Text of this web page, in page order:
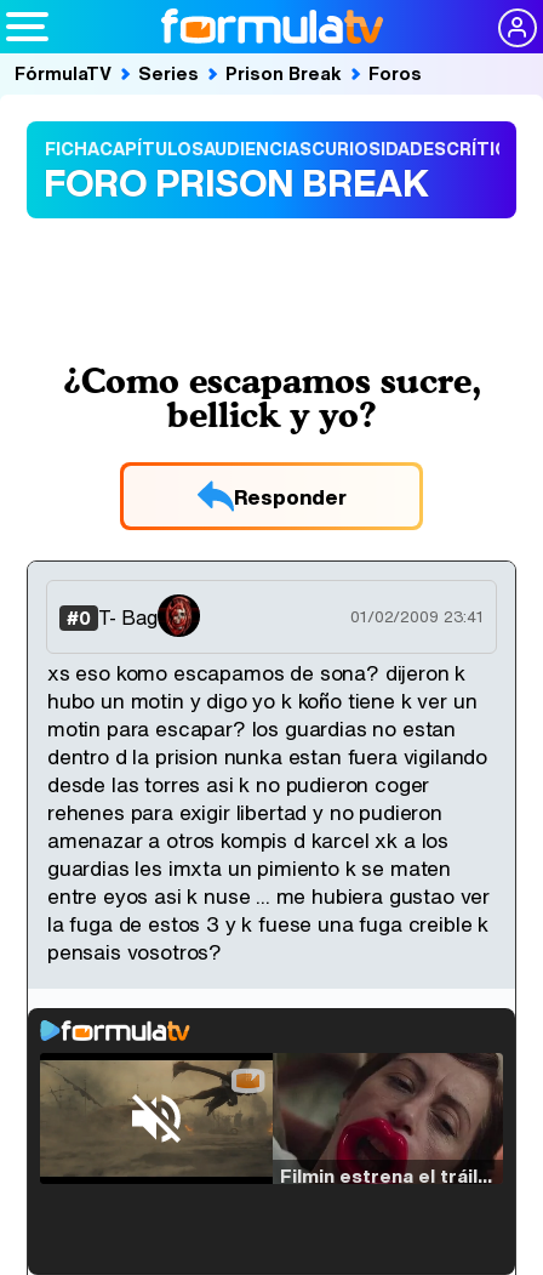
FórmulaTV Series Prison Break Foros
FICHACAPÍTULOSAUDIENCIASCURIOSIDADESCRÍTICAS
FORO PRISON BREAK
¿Como escapamos sucre,
bellick y yo?
Responder
#0 T- Bag 01/02/2009 23:41
xs eso komo escapamos de sona? dijeron k
hubo un motin y digo yo k koño tiene k ver un
motin para escapar? los guardias no estan
dentro d la prision nunka estan fuera vigilando
desde las torres asi k no pudieron coger
rehenes para exigir libertad y no pudieron
amenazar a otros kompis d karcel xk a los
guardias les imxta un pimiento k se maten
entre eyos asi k nuse ... me hubiera gustao ver
la fuga de estos 3 y k fuese una fuga creible k
pensais vosotros?
Filmin estrena el tráiler de 'Millennial Mal', su nueva comedia universitaria de la mano de Lorena Iglesias